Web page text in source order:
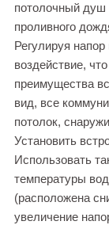
потолочный душ
проливного
Регулируя
воздействие,
преимущества
вид, все
потолок,
Установить
Использовать
температуры
(расположена
увеличение